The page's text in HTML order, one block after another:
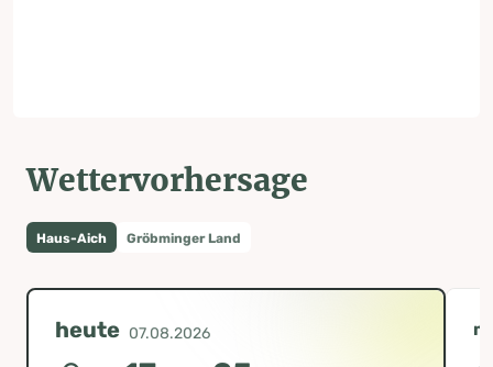
Wettervorhersage
Haus-Aich Gröbminger Land
heute 07.08.2026